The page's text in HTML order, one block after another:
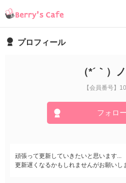
プロフィール
（*´｀）
【会員番号】
フォロー
頑張って更新していきたいと思います...
更新遅くなるかもしれませんがお願いし